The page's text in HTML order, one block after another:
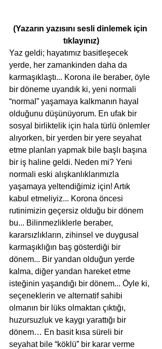
(Yazarın yazısını sesli dinlemek için
tıklayınız)
Yaz geldi; hayatımız basitleşecek
yerde, her zamankinden daha da
karmaşıklaştı... Korona ile beraber, öyle
bir döneme uyandık ki, yeni normali
“normal” yaşamaya kalkmanın hayal
olduğunu düşünüyorum. En ufak bir
sosyal birliktelik için hala türlü önlemler
alıyorken, bir yerden bir yere seyahat
etme planları yapmak bile başlı başına
bir iş haline geldi. Neden mi? Yeni
normali eski alışkanlıklarımızla
yaşamaya yeltendiğimiz için! Artık
kabul etmeliyiz... Korona öncesi
rutinimizin geçersiz olduğu bir dönem
bu... Bilinmezliklerle beraber,
kararsızlıkların, zihinsel ve duygusal
karmaşıklığın baş gösterdiği bir
dönem... Bir yandan olduğun yerde
kalma, diğer yandan hareket etme
isteğinin yaşandığı bir dönem... Öyle ki,
seçeneklerin ve alternatif sahibi
olmanın bir lüks olmaktan çıktığı,
huzursuzluk ve kaygı yarattığı bir
dönem… En basit kısa süreli bir
seyahat bile “köklü” bir karar verme